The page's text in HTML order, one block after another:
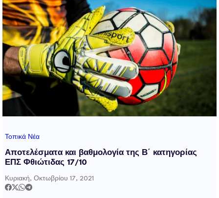
Τοπικά Νέα
Αποτελέσματα και βαθμολογία της Β΄ κατηγορίας
ΕΠΣ Φθιώτιδας 17/10
Κυριακή, Οκτωβρίου 17, 2021